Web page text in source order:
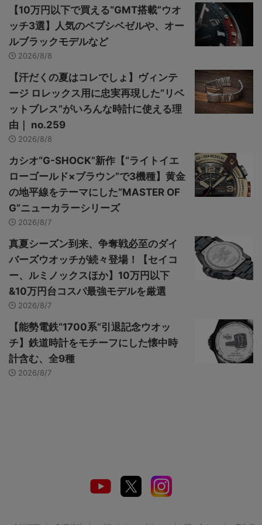
【10万円以下で買える“GMT搭載”ウオ
ッチ3選】人気のペプシベゼルや、オー
ルブラックモデルなど
2026/8/8
【汗だくの夏はコレでしょ】ヴィンテ
ージ ロレックス用に忠実再現した“リベ
ットブレス”がいろんな時計に使える理
由｜ no.259
2026/8/8
カシオ“G-SHOCK”新作【“ライトイエ
ローゴールド×ブラウン”で3機種】黄金
の地平線をテーマにした“MASTER OF
G”ニューカラーシリーズ
2026/8/7
真夏シーズン到来、争奪戦必至のダイ
バーズウオッチが続々登場！【セイコ
ー、ルミノックスほか】10万円以下
&10万円台コスパ最強モデルを厳選
2026/8/7
【能勢電鉄“1700系”引退記念ウオッ
チ】鉄道時計をモチーフにした懐中時
計含む、全9種
2026/8/7